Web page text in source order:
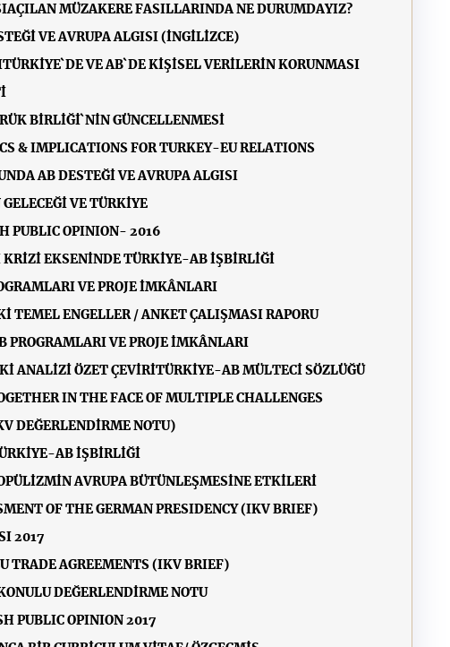
AÇILAN MÜZAKERE FASILLARINDA NE DURUMDAYIZ?
VE AVRUPA ALGISI (İNGİLİZCE)
TÜRKİYE`DE VE AB`DE KİŞİSEL VERİLERİN KORUNMASI
BİRLİĞİ`NİN GÜNCELLENMESİ
& IMPLICATIONS FOR TURKEY-EU RELATIONS
AB DESTEĞİ VE AVRUPA ALGISI
VE TÜRKİYE
PUBLIC OPINION- 2016
KRİZİ EKSENİNDE TÜRKİYE-AB İŞBİRLİĞİ
VE PROJE İMKÂNLARI
ENGELLER / ANKET ÇALIŞMASI RAPORU
PROGRAMLARI VE PROJE İMKÂNLARI
ANALİZİ ÖZET ÇEVİRİTÜRKİYE-AB MÜLTECİ SÖZLÜĞÜ
IN THE FACE OF MULTIPLE CHALLENGES
DEĞERLENDİRME NOTU)
AB İŞBİRLİĞİ
AVRUPA BÜTÜNLEŞMESİNE ETKİLERİ
OF THE GERMAN PRESIDENCY (IKV BRIEF)
2017
TRADE AGREEMENTS (IKV BRIEF)
DEĞERLENDİRME NOTU
PUBLIC OPINION 2017